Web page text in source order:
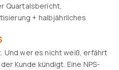
Quartalsbericht,
+ halbjährliches
Und wer es nicht weiß, erfährt
Kunde kündigt. Eine NPS-